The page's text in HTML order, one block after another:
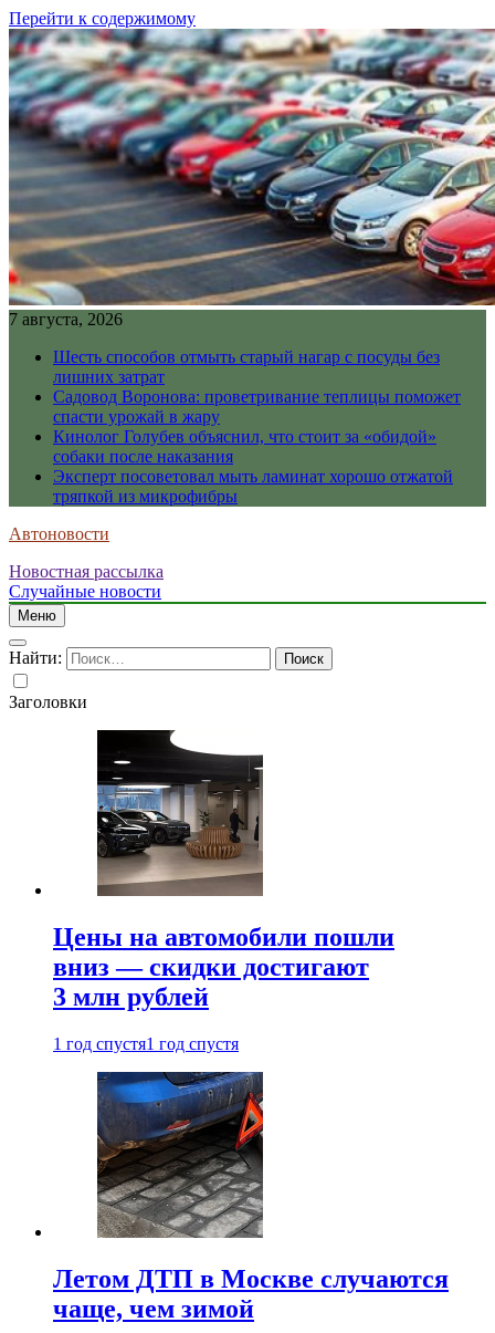
Перейти к содержимому
7 августа, 2026
Шесть способов отмыть старый нагар с посуды без
лишних затрат
Садовод Воронова: проветривание теплицы поможет
спасти урожай в жару
Кинолог Голубев объяснил, что стоит за «обидой»
собаки после наказания
Эксперт посоветовал мыть ламинат хорошо отжатой
тряпкой из микрофибры
Автоновости
Новостная рассылка
Случайные новости
Меню
Найти:
Заголовки
Цены на автомобили пошли
вниз — скидки достигают
3 млн рублей
1 год спустя1 год спустя
Летом ДТП в Москве случаются
чаще, чем зимой